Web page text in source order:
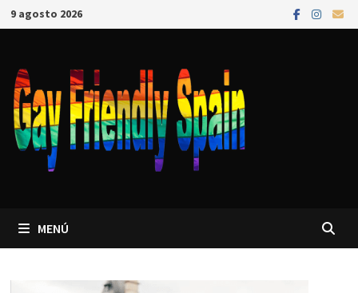
9 agosto 2026
MENÚ